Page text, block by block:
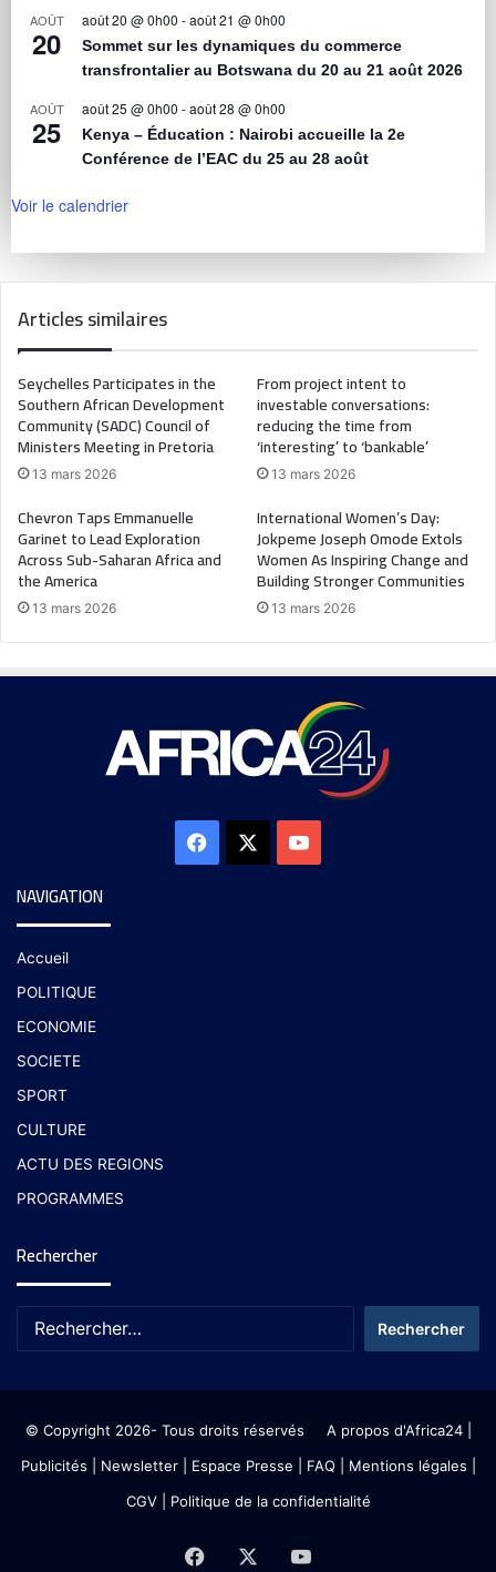
AOÛT
20
août 20 @ 0h00 -août 21 @ 0h00
Sommet sur les dynamiques du commerce
transfrontalier au Botswana du 20 au 21 août 2026
AOÛT
25
août 25 @ 0h00 -août 28 @ 0h00
Kenya – Éducation : Nairobi accueille la 2e
Conférence de l’EAC du 25 au 28 août
Voir le calendrier
Articles similaires
Seychelles Participates in the
Southern African Development
Community (SADC) Council of
Ministers Meeting in Pretoria
13 mars 2026
From project intent to
investable conversations:
reducing the time from
‘interesting’ to ‘bankable’
13 mars 2026
Chevron Taps Emmanuelle
Garinet to Lead Exploration
Across Sub-Saharan Africa and
the America
13 mars 2026
International Women’s Day:
Jokpeme Joseph Omode Extols
Women As Inspiring Change and
Building Stronger Communities
13 mars 2026
NAVIGATION
Accueil
POLITIQUE
ECONOMIE
SOCIETE
SPORT
CULTURE
ACTU DES REGIONS
PROGRAMMES
Rechercher
© Copyright 2026- Tous droits réservés A propos d'Africa24|
Publicités
Newsletter| Espace Presse | FAQ | Mentions légales
CGV| Politique de la confidentialité